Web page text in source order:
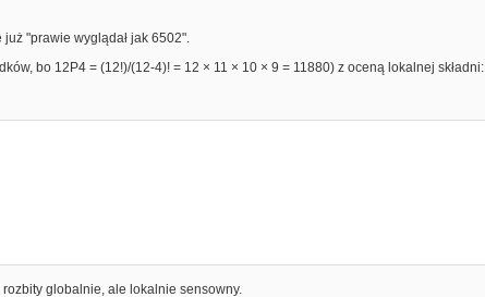
"prawie wyglądał jak 6502".
bo 12P4 = (12!)/(12-4)! = 12 × 11 × 10 × 9 = 11880) z oceną lokalnej składni:
globalnie, ale lokalnie sensowny.